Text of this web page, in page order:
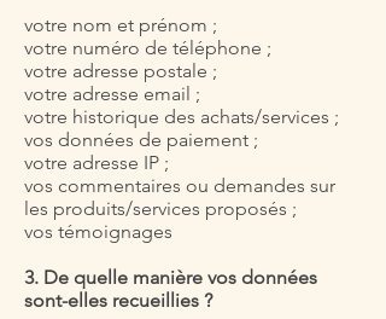
votre nom et prénom ;
votre numéro de téléphone ;
votre adresse postale ;
votre adresse email ;
votre historique des achats/services ;
vos données de paiement ;
votre adresse IP ;
vos commentaires ou demandes sur
les produits/services proposés ;
vos témoignages
3. De quelle manière vos données
sont-elles recueillies ?